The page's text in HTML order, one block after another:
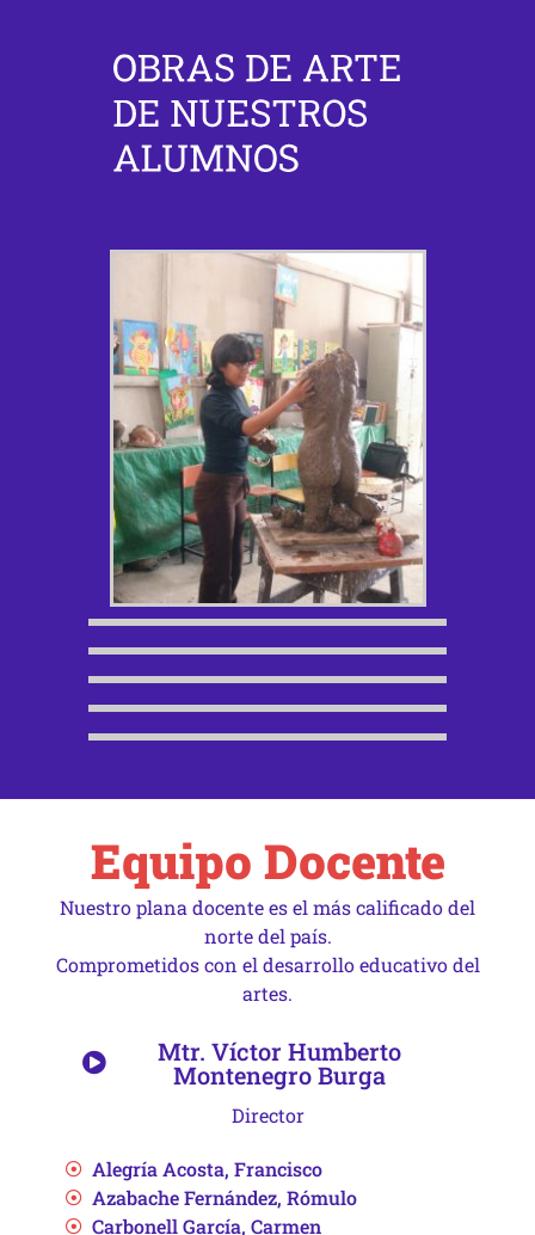
Equipo Docente
Nuestro plana docente es el más calificado del
norte del país.
Comprometidos con el desarrollo educativo del
artes.
Mtr. Víctor Humberto
Montenegro Burga
Director
Alegría Acosta, Francisco
Azabache Fernández, Rómulo
Carbonell García, Carmen